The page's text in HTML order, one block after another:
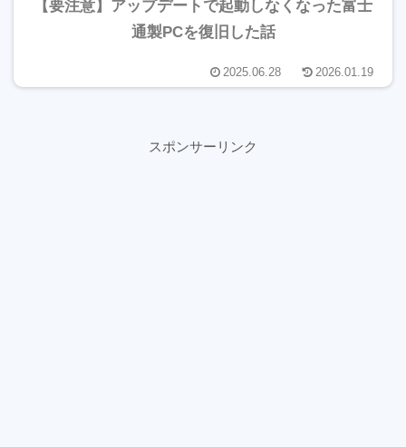
【要注意】アップデートで起動しなくなった富士
通製PCを復旧した話
2025.06.28 2026.01.19
スポンサーリンク